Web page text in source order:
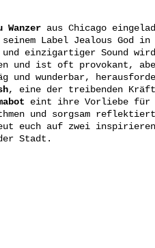
Wanzeraus Chicago
Label Jealous God in
einzigartiger Sound wird
und ist oft provokant,
und wunderbar,
, eine der treibenden
eint ihre Vorliebe für
und sorgsam reflektierte
euch auf zwei
Stadt.